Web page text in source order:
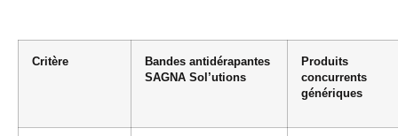
Critère
Bandes antidérapantes
SAGNA Sol’utions
Produits
concurrents
génériques